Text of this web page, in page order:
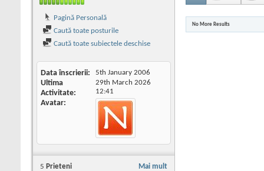
Pagină Personală
Caută toate posturile
Caută toate subiectele deschise
Data înscrierii 5th January 2006
Ultima
Activitate
29th March 2026
12:41
Avatar
Mai mult
5 Prieteni
No More Results